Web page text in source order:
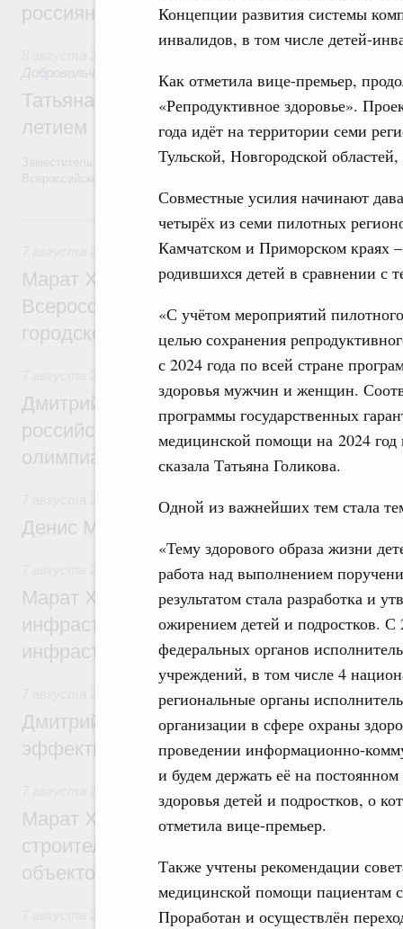
Концепции развития системы
инвалидов, в том числе детей-
Как отметила вице-премьер,
«Репродуктивное здоровье».
года идёт на территории семи
Тульской, Новгородской
Совместные усилия начинают
четырёх из семи пилотных
Камчатском и Приморском краях
родившихся детей в сравнении с
«С учётом мероприятий
целью сохранения
с 2024 года по всей стране
здоровья мужчин и женщин.
программы государственных
медицинской помощи на 2024
сказала Татьяна Голикова.
Одной из важнейших тем стала
«Тему здорового образа жизни
работа над выполнением
результатом стала разработка и
ожирением детей и подростков. С
федеральных органов
учреждений, в том числе 4
региональные органы
организации в сфере охраны
проведении информационно-
и будем держать её на
здоровья детей и подростков, о
отметила вице-премьер.
Также учтены рекомендации
медицинской помощи пациентам
Проработан и осуществлён
россиян с Днём физкультурника
Добровольчество и волонтёрство. Благотворительность
Татьяна Голикова поздравила
летием
Заместитель Председателя Правительства Татьяна Голикова
7 августа, пятница
Экономика городов. Городская среда
Марат Хуснуллин провёл заседание
Всероссийского конкурса лучших
городской среды
Отрасль информационных технологий
Дмитрий Чернышенко и Сергей Кравцов
российскую сборную с победой на
олимпиаде по искусственному
Общие вопросы промышленной политики
Денис Мантуров посетил Ярославскую
Бюджеты субъектов Федерации.
Марат Хуснуллин: 15 объектов
инфраструктуры построили и обновили
инфраструктурным кредитам
Дмитрий Патрушев: Синхронизация
эффективность поддержки сельских
Экономика городов. Городская среда
Марат Хуснуллин: «Единый заказчик»
строительство и реконструкцию более
объектов
Чрезвычайные ситуации и ликвидация их